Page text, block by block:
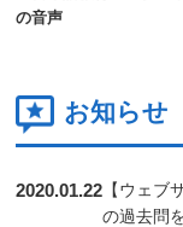
の音声
お知らせ
2020.01.22 【ウェ
の過去問